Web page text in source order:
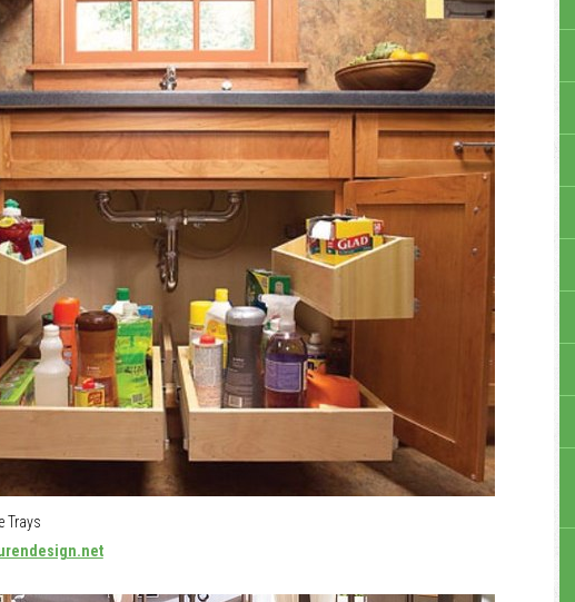
Trays